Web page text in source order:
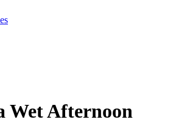
Wet Afternoon